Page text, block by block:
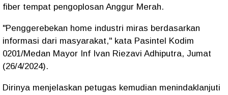
fiber tempat pengoplosan Anggur Merah.
"Penggerebekan home industri miras berdasarkan
informasi dari masyarakat," kata Pasintel Kodim
0201/Medan Mayor Inf Ivan Riezavi Adhiputra, Jumat
(26/4/2024).
Dirinya menjelaskan petugas kemudian menindaklanjuti